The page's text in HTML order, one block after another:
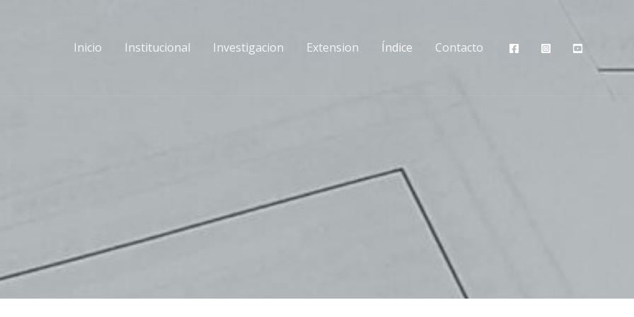
Inicio Institucional Investigacion Extension Índice Contacto